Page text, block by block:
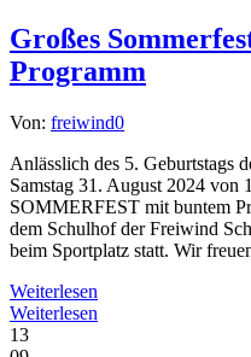
Großes
Programm
Von: freiwind0
Anlässlich des 5. Geburtstags
Samstag 31. August 2024 von
SOMMERFEST mit buntem
dem Schulhof der Freiwind
beim Sportplatz statt. Wir
Weiterlesen
Weiterlesen
13